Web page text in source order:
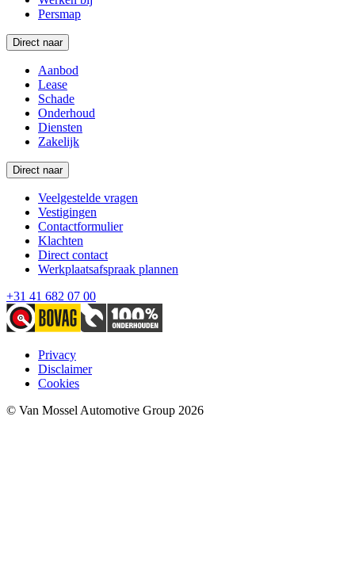
Persmap
Direct naar
Aanbod
Lease
Schade
Onderhoud
Diensten
Zakelijk
Direct naar
Veelgestelde vragen
Vestigingen
Contactformulier
Klachten
Direct contact
Werkplaatsafspraak plannen
+31 41 682 07 00
Privacy
Disclaimer
Cookies
© Van Mossel Automotive Group 2026